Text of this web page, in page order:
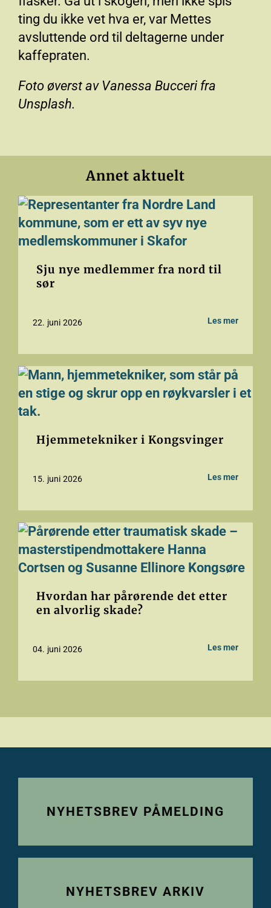
ting du ikke vet hva er, var Mettes
avsluttende ord til deltagerne under
kaffepraten.
Foto øverst av Vanessa Bucceri fra
Unsplash.
Annet aktuelt
Sju nye medlemmer fra nord til
sør
22. juni 2026 Les mer
Hjemmetekniker i Kongsvinger
15. juni 2026 Les mer
Hvordan har pårørende det etter
en alvorlig skade?
04. juni 2026 Les mer
NYHETSBREV PÅMELDING
NYHETSBREV ARKIV